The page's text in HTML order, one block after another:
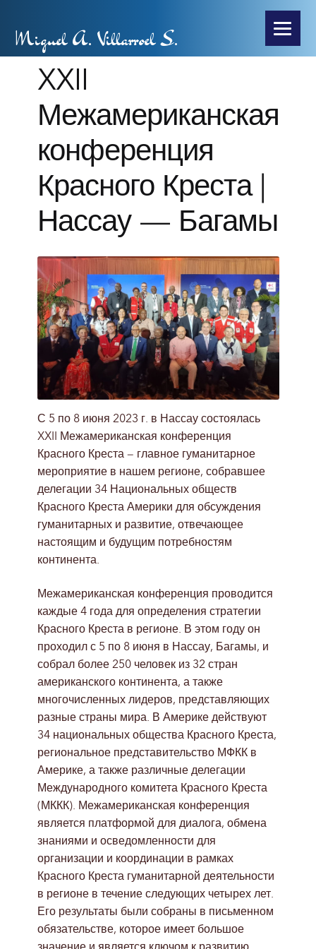
Miguel A. Villarroel S.
XXII
Межамериканская
конференция
Красного Креста |
Нассау — Багамы
С 5 по 8 июня 2023 г. в Нассау состоялась
XXII Межамериканская конференция
Красного Креста – главное гуманитарное
мероприятие в нашем регионе, собравшее
делегации 34 Национальных обществ
Красного Креста Америки для обсуждения
гуманитарных и развитие, отвечающее
настоящим и будущим потребностям
континента.
Межамериканская конференция проводится
каждые 4 года для определения стратегии
Красного Креста в регионе. В этом году он
проходил с 5 по 8 июня в Нассау, Багамы, и
собрал более 250 человек из 32 стран
американского континента, а также
многочисленных лидеров, представляющих
разные страны мира. В Америке действуют
34 национальных общества Красного Креста,
региональное представительство МФКК в
Америке, а также различные делегации
Международного комитета Красного Креста
(МККК). Межамериканская конференция
является платформой для диалога, обмена
знаниями и осведомленности для
организации и координации в рамках
Красного Креста гуманитарной деятельности
в регионе в течение следующих четырех лет.
Его результаты были собраны в письменном
обязательстве, которое имеет большое